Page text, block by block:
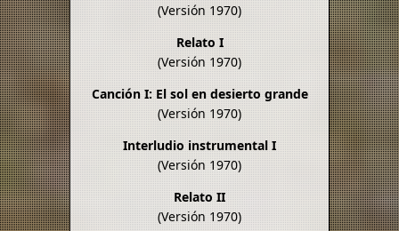
(Versión 1970)
Relato I
(Versión 1970)
Canción I: El sol en desierto grande
(Versión 1970)
Interludio instrumental I
(Versión 1970)
Relato II
(Versión 1970)